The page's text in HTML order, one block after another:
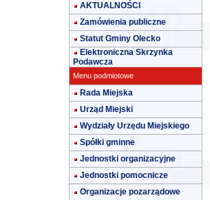
AKTUALNOŚCI
Zamówienia publiczne
Statut Gminy Olecko
Elektroniczna Skrzynka
Podawcza
Menu podmiotowe
Rada Miejska
Urząd Miejski
Wydziały Urzędu Miejskiego
Spółki gminne
Jednostki organizacyjne
Jednostki pomocnicze
Organizacje pozarządowe